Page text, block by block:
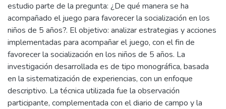
estudio parte de la pregunta: ¿De qué manera se ha
acompañado el juego para favorecer la socialización en los
niños de 5 años?. El objetivo: analizar estrategias y acciones
implementadas para acompañar el juego, con el fin de
favorecer la socialización en los niños de 5 años. La
investigación desarrollada es de tipo monográfica, basada
en la sistematización de experiencias, con un enfoque
descriptivo. La técnica utilizada fue la observación
participante, complementada con el diario de campo y la